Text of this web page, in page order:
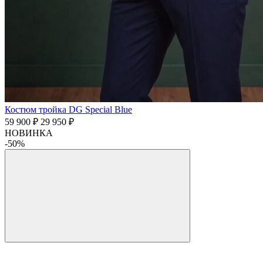
Костюм тройка DG Special Blue
59 900 ₽ 29 950 ₽
НОВИНКА
-50%